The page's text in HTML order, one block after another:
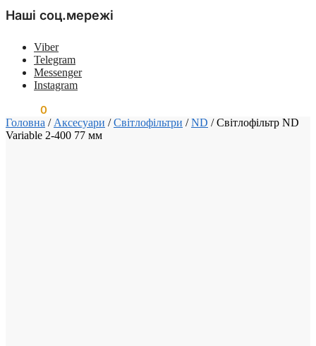
Наші соц.мережі
Viber
Telegram
Messenger
Instagram
0
Головна / Аксесуари /Світлофільтри /ND /Світлофільтр ND
Variable 2-400 77 мм